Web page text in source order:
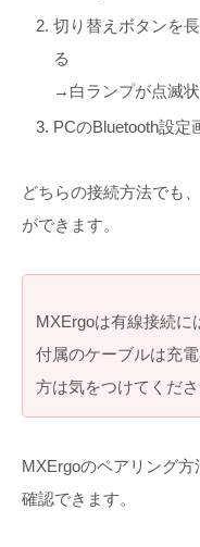
切り替えボタンを
る
→白ランプが点滅
PCのBluetooth設定
どちらの接続方法でも
ができます。
MXErgoは有線接続に
付属のケーブルは充
方は気をつけてくださ
MXErgoのペアリング
確認できます。